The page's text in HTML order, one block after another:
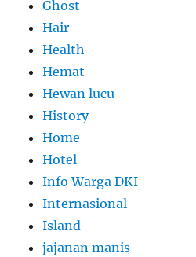
Ghost
Hair
Health
Hemat
Hewan lucu
History
Home
Hotel
Info Warga DKI
Internasional
Island
jajanan manis